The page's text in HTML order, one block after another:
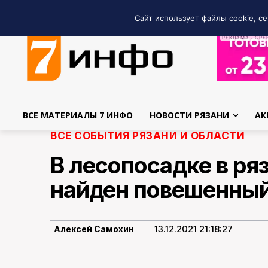
РЕКЛАМА •
ВСЕ МАТЕРИАЛЫ 7 ИНФО НОВОСТИ РЯЗАНИ
ВСЕ СОБЫТИЯ РЯЗАНИ И ОБЛАСТИ
В лесопосадке в
найден
Алексей Самохин 13.12.2021 21:18:27
Сайт использует файлы cookie,